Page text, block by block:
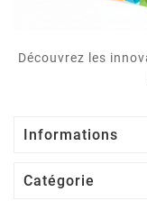
Découvrez les
Informations
Catégorie